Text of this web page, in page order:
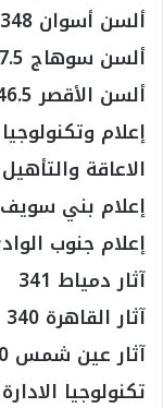
ألسن أسوان 348
ألسن سوهاج 347.5
ألسن الأقصر 346.5
إعلام
الاعاقة والتأهيل
إعلام بني سويف 345
إعلام جنوب الوادي
آثار دمياط 341
آثار القاهرة 340
آثار عين شمس 340
تكنولوجيا